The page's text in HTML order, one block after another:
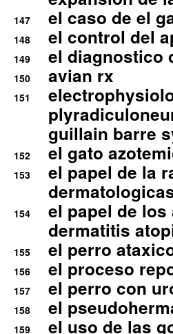
147 el caso de el
148 el control del
149 el diagnostico
150 avian rx
151
guillain barre
152 el gato
153
el papel de la
154
el papel de
dermatitis
155 el perro
156 el proceso
157 el perro con
158 el
159
el uso de las